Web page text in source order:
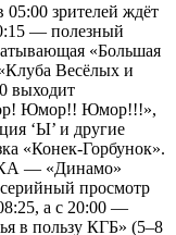
05:00 зрителей ждёт
— полезный
«Большая
Весёлых и
выходит
Юмор!! Юмор!!!»,
‘Ы’ и другие
«Конек-Горбунок».
— «Динамо»
просмотр
а с 20:00 —
в пользу КГБ» (5–8